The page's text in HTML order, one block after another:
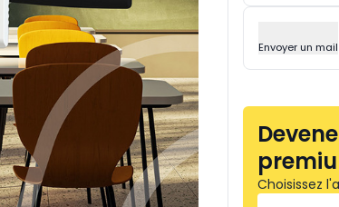
Envoyer un mail
Choisissez